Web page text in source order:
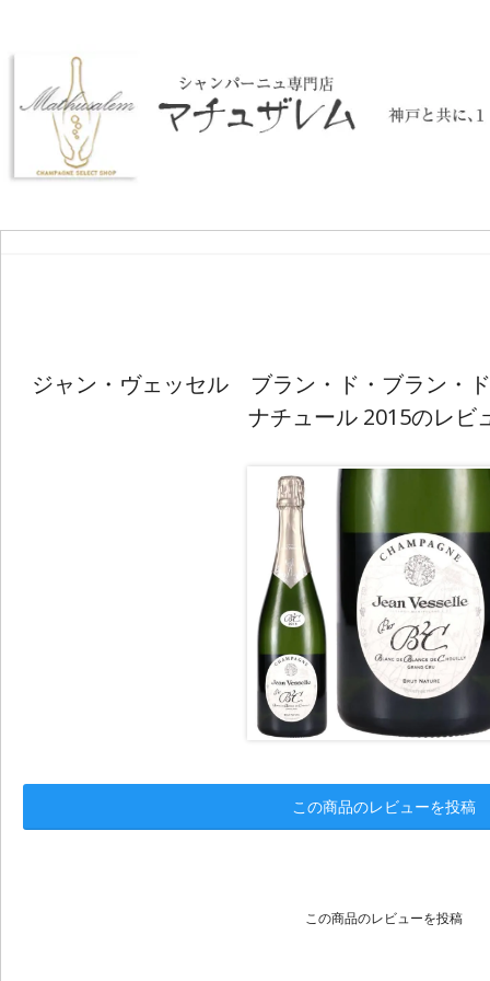
ジャン・ヴェッセル ブラン・ド・ブラン・
ナチュール 2015のレビ
この商品のレビューを投稿
この商品のレビューを投稿